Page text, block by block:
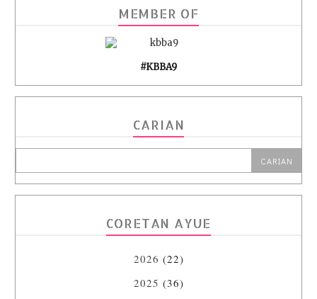
MEMBER OF
#KBBA9
CARIAN
CORETAN AYUE
2026 (22)
2025 (36)